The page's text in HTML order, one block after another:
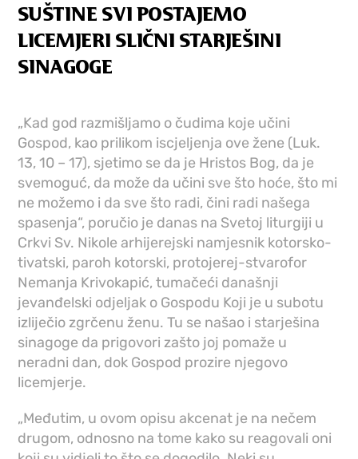
SUŠTINE SVI POSTAJEMO
LICEMJERI SLIČNI STARJEŠINI
SINAGOGE
„Kad god razmišljamo o čudima koje učini
Gospod, kao prilikom iscjeljenja ove žene (Luk.
13, 10 – 17), sjetimo se da je Hristos Bog, da je
svemoguć, da može da učini sve što hoće, što mi
ne možemo i da sve što radi, čini radi našega
spasenja“, poručio je danas na Svetoj liturgiji u
Crkvi Sv. Nikole arhijerejski namjesnik kotorsko-
tivatski, paroh kotorski, protojerej-stvarofor
Nemanja Krivokapić, tumačeći današnji
jevanđelski odjeljak o Gospodu Koji je u subotu
izliječio zgrčenu ženu. Tu se našao i starješina
sinagoge da prigovori zašto joj pomaže u
neradni dan, dok Gospod prozire njegovo
licemjerje.
„Međutim, u ovom opisu akcenat je na nečem
drugom, odnosno na tome kako su reagovali oni